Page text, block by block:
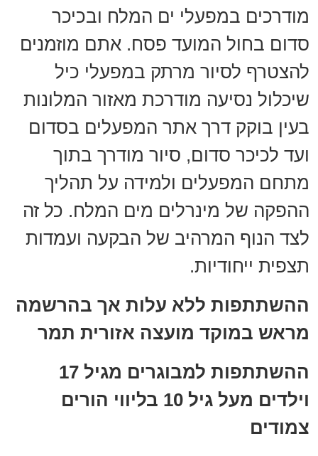
מודרכים במפעלי ים המלח ובכיכר
סדום בחול המועד פסח. אתם מוזמנים
להצטרף לסיור מרתק במפעלי כיל
שיכלול נסיעה מודרכת מאזור המלונות
בעין בוקק דרך אתר המפעלים בסדום
ועד לכיכר סדום, סיור מודרך בתוך
מתחם המפעלים ולמידה על תהליך
ההפקה של מינרלים מים המלח. כל זה
לצד הנוף המרהיב של הבקעה ועמדות
תצפית ייחודיות.
ההשתתפות ללא עלות אך בהרשמה
מראש במוקד מועצה אזורית תמר
ההשתתפות למבוגרים מגיל 17
וילדים מעל גיל 10 בליווי הורים
צמודים